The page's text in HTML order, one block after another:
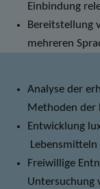
Einbindung
Bereitstellung
mehreren
Analyse der
Methoden der
Entwicklung
Lebensmitteln
Freiwillige
Untersuchung